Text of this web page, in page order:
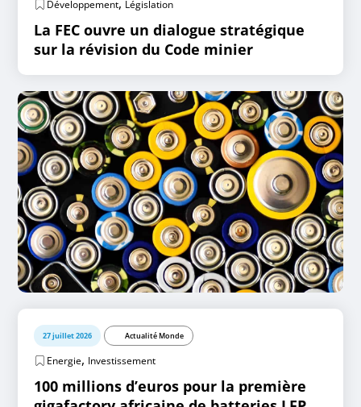
Développement Législation
La FEC ouvre un dialogue stratégique
sur la révision du Code minier
27 juillet 2026 Actualité Monde
Energie, Investissement
100 millions d’euros pour la première